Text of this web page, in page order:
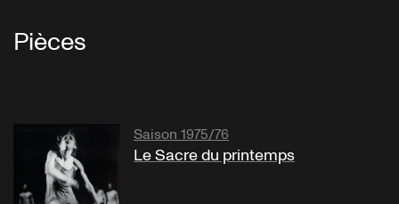
Pièces
Saison 1975/76
Le Sacre du printemps